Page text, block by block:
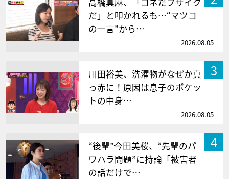
だ」と叩かれるも…“マツコ
の一言”から…
2026.08.05
3
川田裕美、洗濯物がなぜか真
っ赤に！原因は息子のポケッ
トの中身…
2026.08.05
4
“後輩”今田美桜、“先輩のパ
ワハラ問題”に持論「被害者
の話だけで…